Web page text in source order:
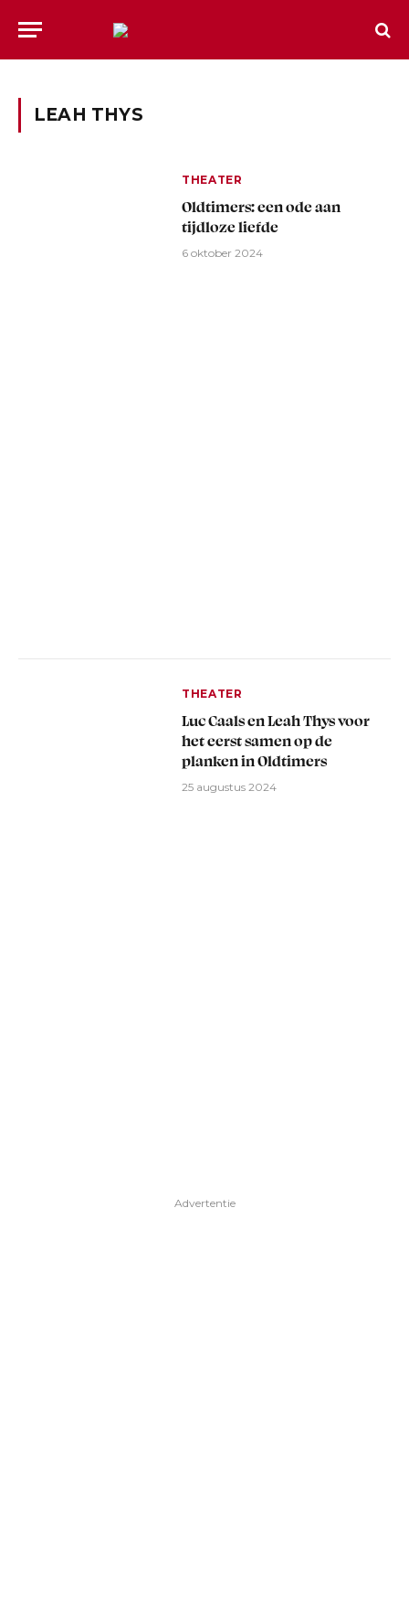
LEAH THYS
THEATER
Oldtimers: een ode aan
tijdloze liefde
6 oktober 2024
THEATER
Luc Caals en Leah Thys voor
het eerst samen op de
planken in Oldtimers
25 augustus 2024
Advertentie